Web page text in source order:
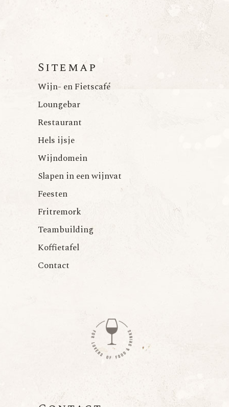
Sitemap
Wijn- en Fietscafé
Loungebar
Restaurant
Hels ijsje
Wijndomein
Slapen in een wijnvat
Feesten
Fritremork
Teambuilding
Koffietafel
Contact